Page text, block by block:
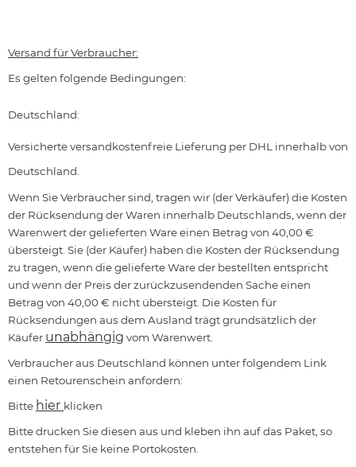
Versand für Verbraucher:
Es gelten folgende Bedingungen:
Deutschland:
Versicherte versandkostenfreie Lieferung per DHL innerhalb von
Deutschland.
Wenn Sie Verbraucher sind, tragen wir (der Verkäufer) die Kosten
der Rücksendung der Waren innerhalb Deutschlands, wenn der
Warenwert der gelieferten Ware einen Betrag von 40,00 €
übersteigt. Sie (der Käufer) haben die Kosten der Rücksendung
zu tragen, wenn die gelieferte Ware der bestellten entspricht
und wenn der Preis der zurückzusendenden Sache einen
Betrag von 40,00 € nicht übersteigt. Die Kosten für
Rücksendungen aus dem Ausland trägt grundsätzlich der
Käufer unabhängig vom Warenwert.
Verbraucher aus Deutschland können unter folgendem Link
einen Retourenschein anfordern:
Bitte hier klicken
Bitte drucken Sie diesen aus und kleben ihn auf das Paket, so
entstehen für Sie keine Portokosten.